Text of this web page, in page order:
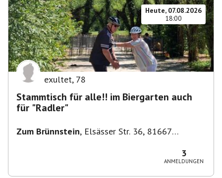
Heute, 07.08.2026
18:00
exultet, 78
Stammtisch für alle!! im Biergarten auch
für "Radler"
Zum Brünnstein, Elsässer Str. 36, 81667
3
ANMELDUNGEN